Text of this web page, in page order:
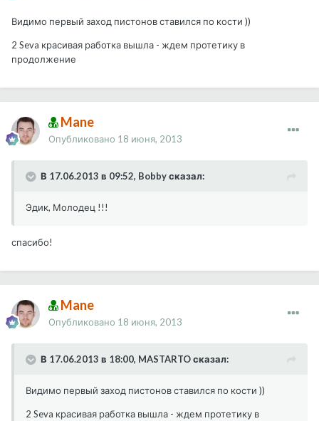
Видимо первый заход пистонов ставился по кости ))
2 Seva красивая работка вышла - ждем протетику в
продолжение
Mane
Опубликовано 18 июня, 2013
В 17.06.2013 в 09:52, Bobby сказал:
Эдик, Молодец !!!
спасибо!
Mane
Опубликовано 18 июня, 2013
В 17.06.2013 в 18:00, MASTARTO сказал:
Видимо первый заход пистонов ставился по кости ))
2 Seva красивая работка вышла - ждем протетику в